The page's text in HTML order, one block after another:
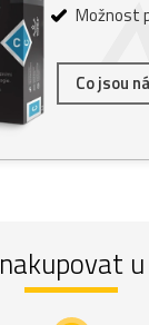
Možnost
Co jsou
nakupovat